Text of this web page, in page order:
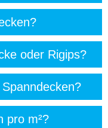
oder Rigips?
pro m²?